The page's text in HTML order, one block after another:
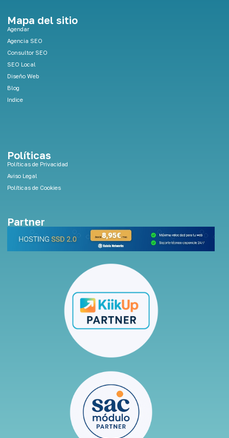
e
d
n
Mapa del sitio
Agendar
Agencia SEO
Consultor SEO
SEO Local
Diseño Web
Blog
Indice
Políticas
Políticas de Privacidad
Aviso Legal
Políticas de Cookies
Partner